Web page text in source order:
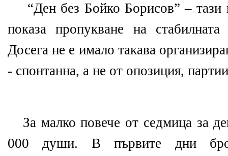
“Ден без Бойко Борисов” – тази
показа пропукване на
Досега не е имало такава
- спонтанна, а не от опозиция,
За малко повече от седмица за
000 души. В първите дни